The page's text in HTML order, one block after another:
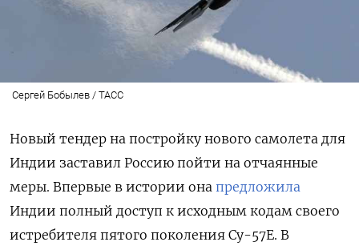
Сергей Бобылев / ТАСС
Новый тендер на постройку нового самолета для
Индии заставил Россию пойти на отчаянные
меры. Впервые в истории она предложила
Индии полный доступ к исходным кодам своего
истребителя пятого поколения Су-57Е. В